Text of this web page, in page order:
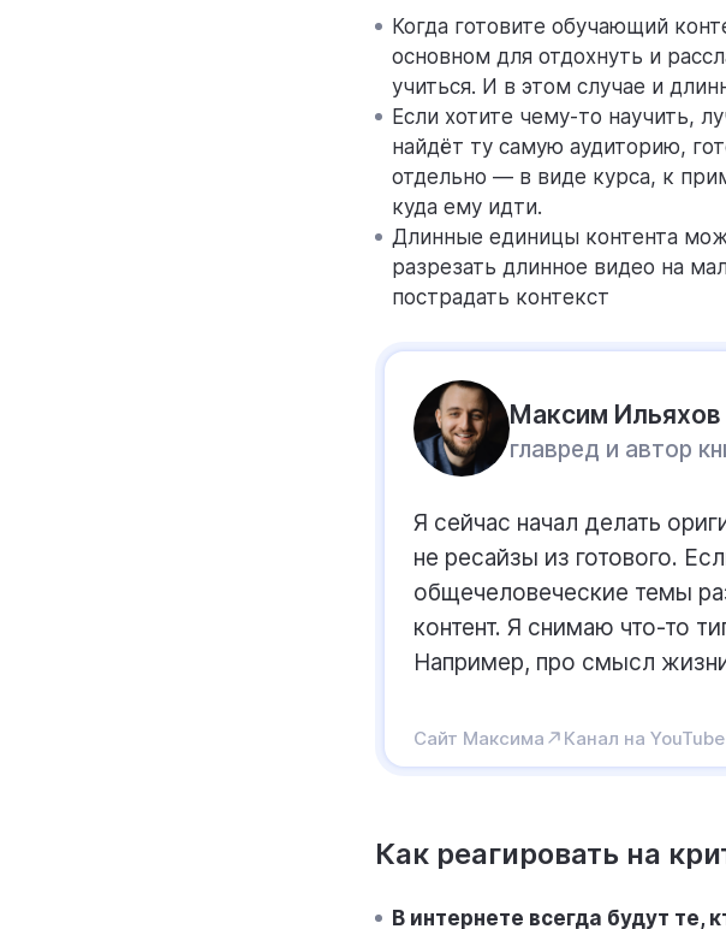
Когда готовите обучающий
основном для отдохнуть и
учиться. И в этом случае и
Если хотите чему-то научить,
найдёт ту самую аудиторию,
отдельно — в виде курса, к
куда ему идти.
Длинные единицы контента
разрезать длинное видео на
пострадать контекст
Максим Ильяхов
главред и автор
Я сейчас начал делать
не ресайзы из готового.
общечеловеческие темы
контент. Я снимаю что-то
Например, про смысл
Сайт Максима Канал на YouTube
Как реагировать на
В интернете всегда будут те,